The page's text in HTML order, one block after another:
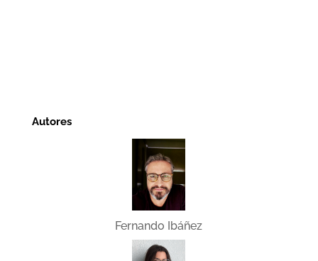
Autores
Fernando Ibáñez